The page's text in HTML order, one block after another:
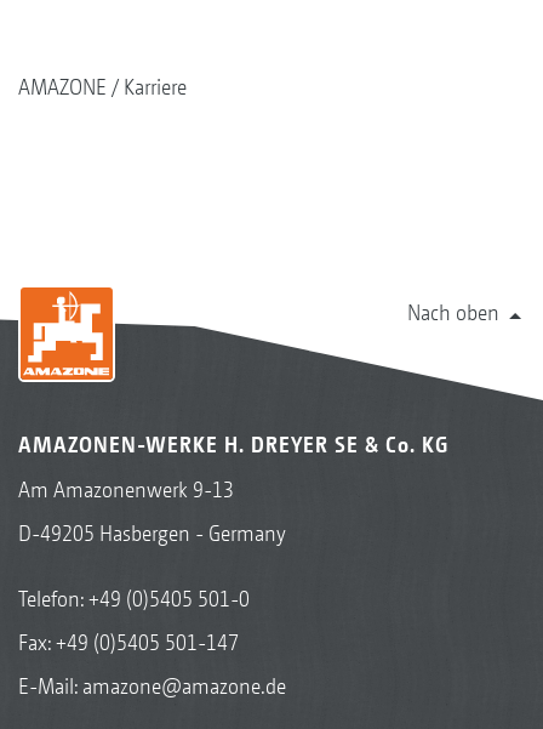
AMAZONE Karriere
Nach oben
AMAZONEN-WERKE H. DREYER SE & Co. KG
Am Amazonenwerk 9-13
D-49205 Hasbergen - Germany
Telefon:+49 (0)5405 501-0
Fax: +49 (0)5405 501-147
E-Mail: amazone@amazone.de